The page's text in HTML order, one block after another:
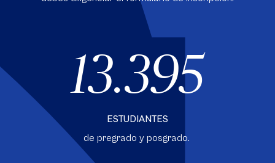
13.395
ESTUDIANTES
de pregrado y posgrado.